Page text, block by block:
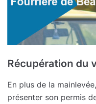
Récupération du
En plus de la
présenter son permis